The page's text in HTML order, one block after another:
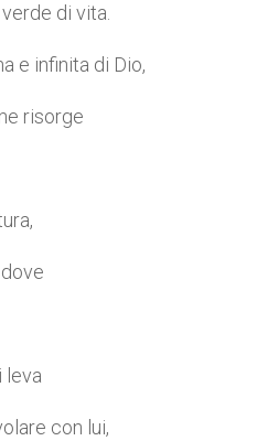
di vita.
e infinita di Dio,
risorge
leva
con lui,